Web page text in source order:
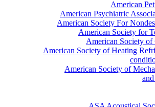
American
American Psychiatric
American Society For
American Society for
American Society
American Society of Heating
American Society of